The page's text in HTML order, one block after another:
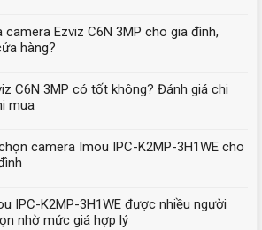
camera Ezviz C6N 3MP cho gia đình,
hàng?
C6N 3MP có tốt không? Đánh giá chi
mua
camera Imou IPC-K2MP-3H1WE cho
IPC-K2MP-3H1WE được nhiều người
nhờ mức giá hợp lý